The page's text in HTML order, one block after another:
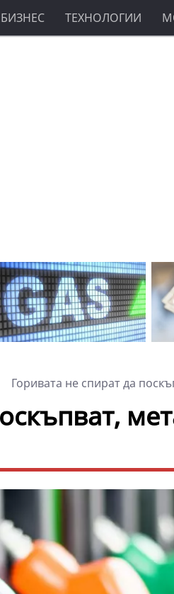
БИЗНЕС ТЕХНОЛОГИИ
Горивата не спират да